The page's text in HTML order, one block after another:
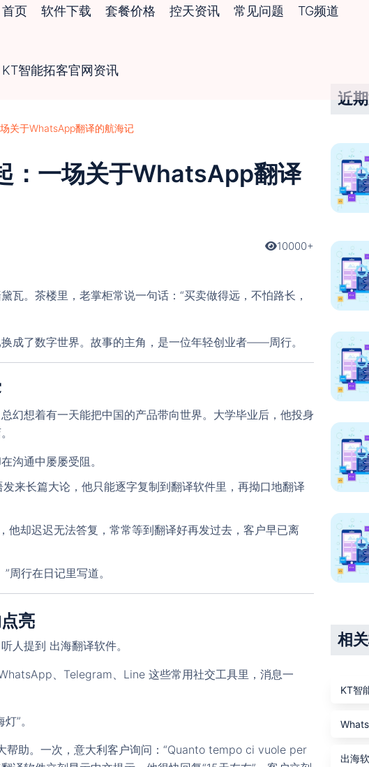
首页 软件下载 套餐价格 控天资讯 常见问题 TG频道
KT智能拓客官网资讯
关于WhatsApp翻译的航海记
：一场关于WhatsApp翻译
10000+
瓦。茶楼里，老掌柜常说一句话：“买卖做得远，不怕路长，
成了数字世界。故事的主角，是一位年轻创业者——周行。
幻想着有一天能把中国的产品带向世界。大学毕业后，他投身
沟通中屡屡受阻。
来长篇大论，他只能逐字复制到翻译软件里，再拗口地翻译
他却迟迟无法答复，常常等到翻译好再发过去，客户早已离
周行在日记里写道。
亮
人提到 出海翻译软件。
、Telegram、Line 这些常用社交工具里，消息一
”。
帮助。一次，意大利客户询问：“Quanto tempo ci vuole per
近
相
KT智
出海